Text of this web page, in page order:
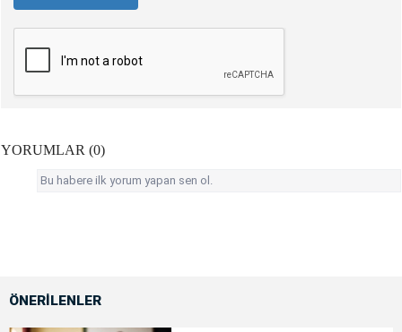
YORUMLAR (0)
Bu habere ilk yorum yapan sen ol.
ÖNERİLENLER